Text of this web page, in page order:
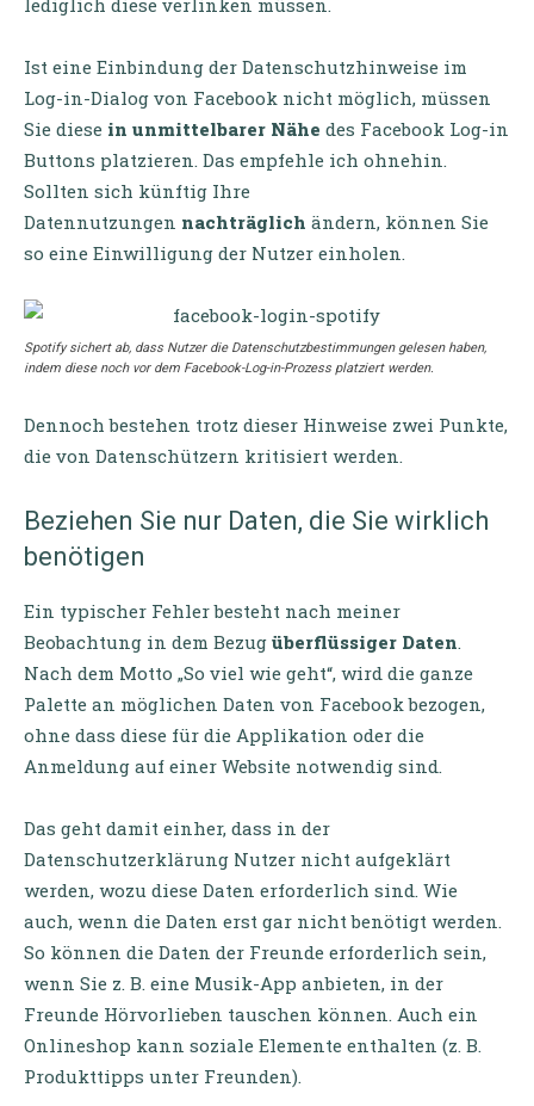
Ist eine Einbindung der Datenschutzhinweise im
Log-in-Dialog von Facebook nicht möglich, müssen
Sie diese in unmittelbarer Nähe des Facebook Log-in
Buttons platzieren. Das empfehle ich ohnehin.
Sollten sich künftig Ihre
Datennutzungen nachträglich ändern, können Sie
so eine Einwilligung der Nutzer einholen.
Spotify sichert ab, dass Nutzer die Datenschutzbestimmungen gelesen haben,
indem diese noch vor dem Facebook-Log-in-Prozess platziert werden.
Dennoch bestehen trotz dieser Hinweise zwei Punkte,
die von Datenschützern kritisiert werden.
Beziehen Sie nur Daten, die Sie wirklich
benötigen
Ein typischer Fehler besteht nach meiner
Beobachtung in dem Bezug überflüssiger Daten
Nach dem Motto „So viel wie geht“, wird die ganze
Palette an möglichen Daten von Facebook bezogen,
ohne dass diese für die Applikation oder die
Anmeldung auf einer Website notwendig sind.
Das geht damit einher, dass in der
Datenschutzerklärung Nutzer nicht aufgeklärt
werden, wozu diese Daten erforderlich sind. Wie
auch, wenn die Daten erst gar nicht benötigt werden.
So können die Daten der Freunde erforderlich sein,
wenn Sie z. B. eine Musik-App anbieten, in der
Freunde Hörvorlieben tauschen können. Auch ein
Onlineshop kann soziale Elemente enthalten (z. B.
Produkttipps unter Freunden).